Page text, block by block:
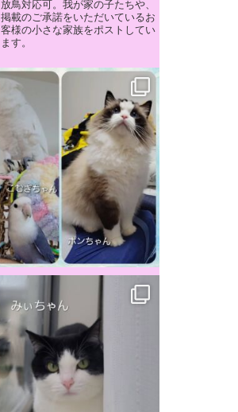
放鳥対応可。我が家の子たちや、
掲載のご承諾をいただいているお
客様の小さな家族をポストしてい
ます。